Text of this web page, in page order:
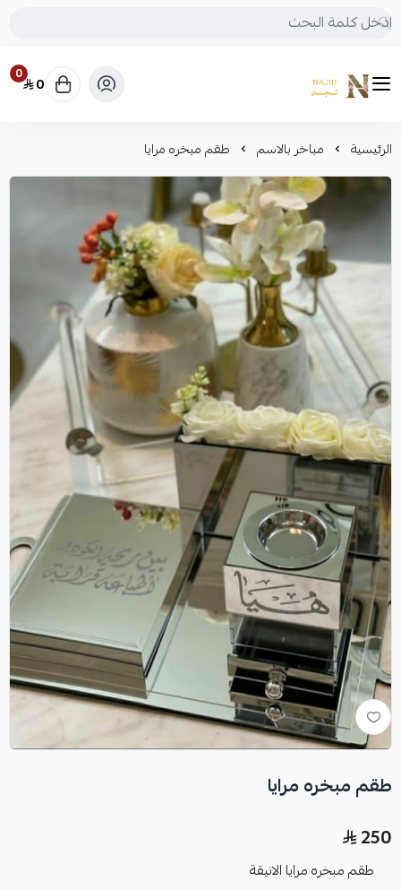
متجر نجد
0 0
الرئيسية مباخر بالاسم طقم مبخره مرايا
طقم مبخره مرايا
250
طقم مبخره مرايا الانيقة